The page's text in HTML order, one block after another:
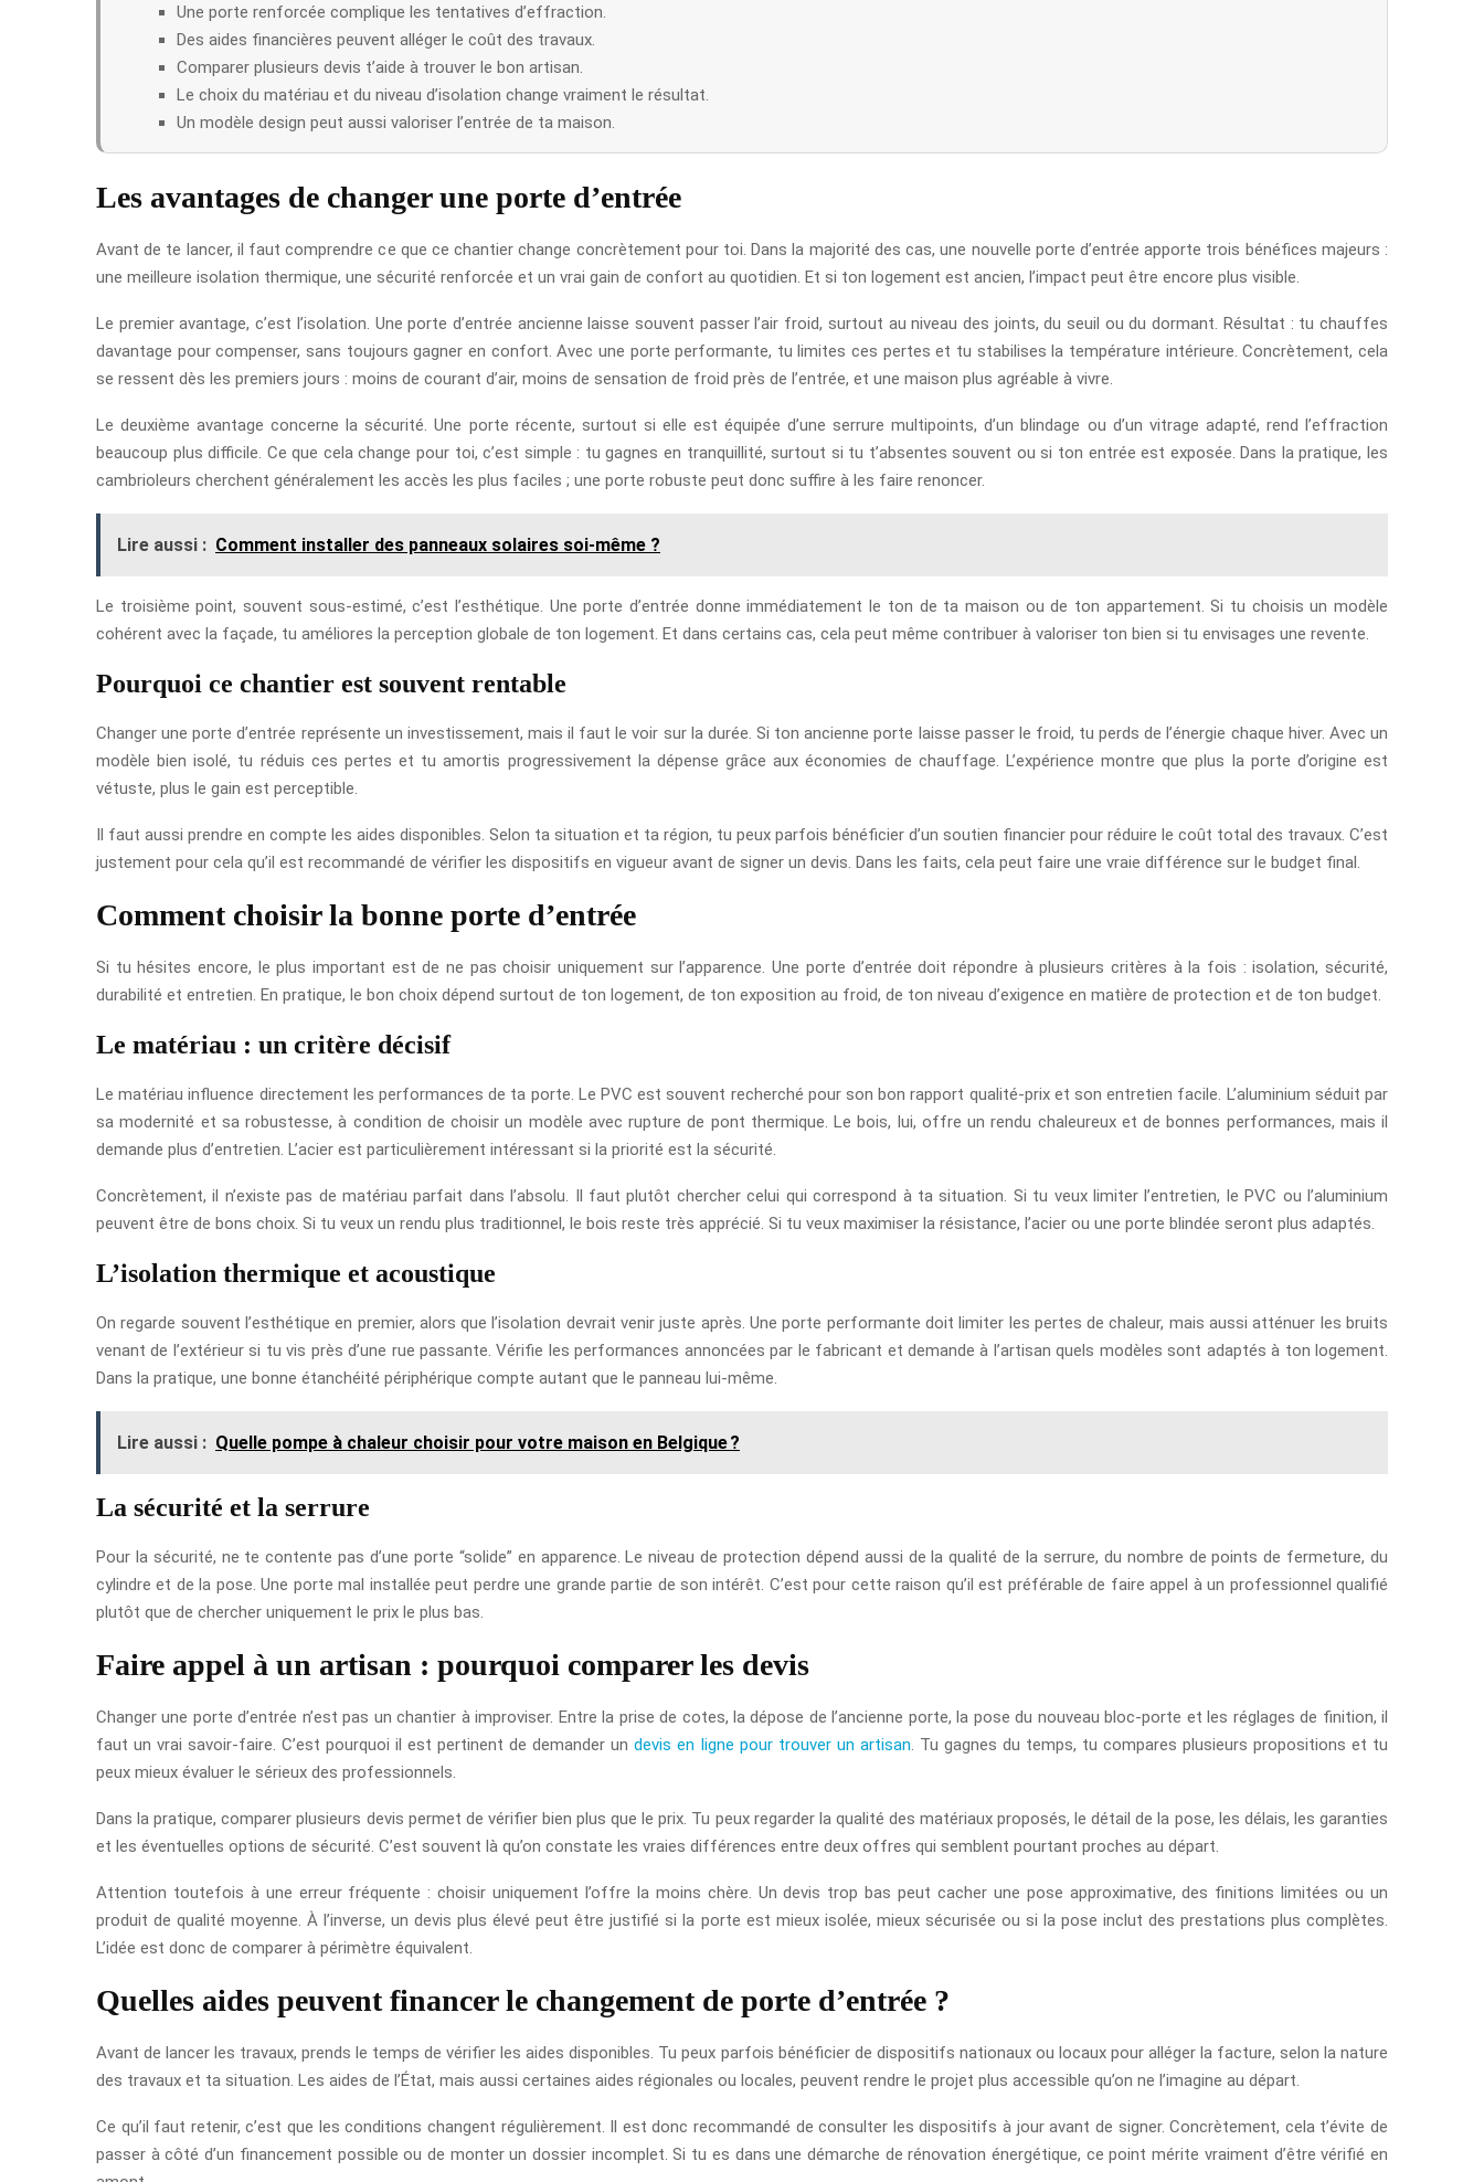
Une porte renforcée complique les tentatives d’effraction.
Des aides financières peuvent alléger le coût des travaux.
Comparer plusieurs devis t’aide à trouver le bon artisan.
Le choix du matériau et du niveau d’isolation change vraiment le résultat.
Un modèle design peut aussi valoriser l’entrée de ta maison.
Les avantages de changer une porte d’entrée
Avant de te lancer, il faut comprendre ce que ce chantier change concrètement pour toi. Dans la majorité des cas, une nouvelle porte d’entrée apporte trois bénéfices majeurs :
une meilleure isolation thermique, une sécurité renforcée et un vrai gain de confort au quotidien. Et si ton logement est ancien, l’impact peut être encore plus visible.
Le premier avantage, c’est l’isolation. Une porte d’entrée ancienne laisse souvent passer l’air froid, surtout au niveau des joints, du seuil ou du dormant. Résultat : tu chauffes
davantage pour compenser, sans toujours gagner en confort. Avec une porte performante, tu limites ces pertes et tu stabilises la température intérieure. Concrètement, cela
se ressent dès les premiers jours : moins de courant d’air, moins de sensation de froid près de l’entrée, et une maison plus agréable à vivre.
Le deuxième avantage concerne la sécurité. Une porte récente, surtout si elle est équipée d’une serrure multipoints, d’un blindage ou d’un vitrage adapté, rend l’effraction
beaucoup plus difficile. Ce que cela change pour toi, c’est simple : tu gagnes en tranquillité, surtout si tu t’absentes souvent ou si ton entrée est exposée. Dans la pratique, les
cambrioleurs cherchent généralement les accès les plus faciles ; une porte robuste peut donc suffire à les faire renoncer.
Lire aussi : Comment installer des panneaux solaires soi-même ?
Le troisième point, souvent sous-estimé, c’est l’esthétique. Une porte d’entrée donne immédiatement le ton de ta maison ou de ton appartement. Si tu choisis un modèle
cohérent avec la façade, tu améliores la perception globale de ton logement. Et dans certains cas, cela peut même contribuer à valoriser ton bien si tu envisages une revente.
Pourquoi ce chantier est souvent rentable
Changer une porte d’entrée représente un investissement, mais il faut le voir sur la durée. Si ton ancienne porte laisse passer le froid, tu perds de l’énergie chaque hiver. Avec un
modèle bien isolé, tu réduis ces pertes et tu amortis progressivement la dépense grâce aux économies de chauffage. L’expérience montre que plus la porte d’origine est
vétuste, plus le gain est perceptible.
Il faut aussi prendre en compte les aides disponibles. Selon ta situation et ta région, tu peux parfois bénéficier d’un soutien financier pour réduire le coût total des travaux. C’est
justement pour cela qu’il est recommandé de vérifier les dispositifs en vigueur avant de signer un devis. Dans les faits, cela peut faire une vraie différence sur le budget final.
Comment choisir la bonne porte d’entrée
Si tu hésites encore, le plus important est de ne pas choisir uniquement sur l’apparence. Une porte d’entrée doit répondre à plusieurs critères à la fois : isolation, sécurité,
durabilité et entretien. En pratique, le bon choix dépend surtout de ton logement, de ton exposition au froid, de ton niveau d’exigence en matière de protection et de ton budget.
Le matériau : un critère décisif
Le matériau influence directement les performances de ta porte. Le PVC est souvent recherché pour son bon rapport qualité-prix et son entretien facile. L’aluminium séduit par
sa modernité et sa robustesse, à condition de choisir un modèle avec rupture de pont thermique. Le bois, lui, offre un rendu chaleureux et de bonnes performances, mais il
demande plus d’entretien. L’acier est particulièrement intéressant si la priorité est la sécurité.
Concrètement, il n’existe pas de matériau parfait dans l’absolu. Il faut plutôt chercher celui qui correspond à ta situation. Si tu veux limiter l’entretien, le PVC ou l’aluminium
peuvent être de bons choix. Si tu veux un rendu plus traditionnel, le bois reste très apprécié. Si tu veux maximiser la résistance, l’acier ou une porte blindée seront plus adaptés.
L’isolation thermique et acoustique
On regarde souvent l’esthétique en premier, alors que l’isolation devrait venir juste après. Une porte performante doit limiter les pertes de chaleur, mais aussi atténuer les bruits
venant de l’extérieur si tu vis près d’une rue passante. Vérifie les performances annoncées par le fabricant et demande à l’artisan quels modèles sont adaptés à ton logement.
Dans la pratique, une bonne étanchéité périphérique compte autant que le panneau lui-même.
Lire aussi : Quelle pompe à chaleur choisir pour votre maison en Belgique ?
La sécurité et la serrure
Pour la sécurité, ne te contente pas d’une porte “solide” en apparence. Le niveau de protection dépend aussi de la qualité de la serrure, du nombre de points de fermeture, du
cylindre et de la pose. Une porte mal installée peut perdre une grande partie de son intérêt. C’est pour cette raison qu’il est préférable de faire appel à un professionnel qualifié
plutôt que de chercher uniquement le prix le plus bas.
Faire appel à un artisan : pourquoi comparer les devis
Changer une porte d’entrée n’est pas un chantier à improviser. Entre la prise de cotes, la dépose de l’ancienne porte, la pose du nouveau bloc-porte et les réglages de finition, il
faut un vrai savoir-faire. C’est pourquoi il est pertinent de demander undevis en ligne pour trouver un artisan. Tu gagnes du temps, tu compares plusieurs propositions et tu
peux mieux évaluer le sérieux des professionnels.
Dans la pratique, comparer plusieurs devis permet de vérifier bien plus que le prix. Tu peux regarder la qualité des matériaux proposés, le détail de la pose, les délais, les garanties
et les éventuelles options de sécurité. C’est souvent là qu’on constate les vraies différences entre deux offres qui semblent pourtant proches au départ.
Attention toutefois à une erreur fréquente : choisir uniquement l’offre la moins chère. Un devis trop bas peut cacher une pose approximative, des finitions limitées ou un
produit de qualité moyenne. À l’inverse, un devis plus élevé peut être justifié si la porte est mieux isolée, mieux sécurisée ou si la pose inclut des prestations plus complètes.
L’idée est donc de comparer à périmètre équivalent.
Quelles aides peuvent financer le changement de porte d’entrée ?
Avant de lancer les travaux, prends le temps de vérifier les aides disponibles. Tu peux parfois bénéficier de dispositifs nationaux ou locaux pour alléger la facture, selon la nature
des travaux et ta situation. Les aides de l’État, mais aussi certaines aides régionales ou locales, peuvent rendre le projet plus accessible qu’on ne l’imagine au départ.
Ce qu’il faut retenir, c’est que les conditions changent régulièrement. Il est donc recommandé de consulter les dispositifs à jour avant de signer. Concrètement, cela t’évite de
passer à côté d’un financement possible ou de monter un dossier incomplet. Si tu es dans une démarche de rénovation énergétique, ce point mérite vraiment d’être vérifié en